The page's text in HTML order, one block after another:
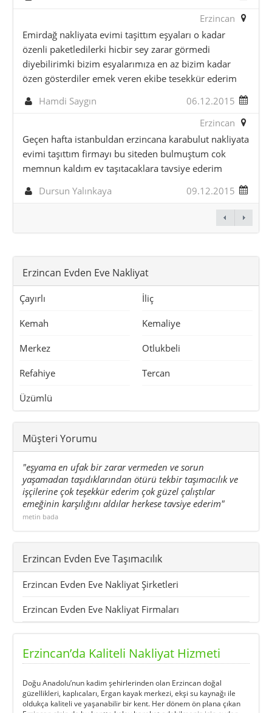
Erzincan
Emirdağ nakliyata evimi taşittım eşyaları o kadar
özenli paketledilerki hicbir sey zarar görmedi
diyebilirimki bizim esyalarımıza en az bizim kadar
özen gösterdiler emek veren ekibe tesekkür ederim
Hamdi Saygın
06.12.2015
Erzincan
Geçen hafta istanbuldan erzincana karabulut nakliyata
evimi taşıttım firmayı bu siteden bulmuştum cok
memnun kaldım ev taşıtacaklara tavsiye ederim
Dursun Yalınkaya
09.12.2015
Erzincan Evden Eve Nakliyat
Çayırlı İliç
Kemah Kemaliye
Merkez Otlukbeli
Refahiye Tercan
Üzümlü
Müşteri Yorumu
"eşyama en ufak bir zarar vermeden ve sorun
yaşamadan taşıdıklarından ötürü tekbir taşımacılık ve
işçilerine çok teşekkür ederim çok güzel çalıştılar
emeğinin karşılığını aldılar herkese tavsiye ederim"
metin bada
Erzincan Evden Eve Taşımacılık
Erzincan Evden Eve Nakliyat Şirketleri
Erzincan Evden Eve Nakliyat Firmaları
Erzincan’da Kaliteli Nakliyat Hizmeti
Doğu Anadolu’nun kadim şehirlerinden olan Erzincan doğal
güzellikleri, kaplıcaları, Ergan kayak merkezi, ekşi su kaynağı ile
oldukça kaliteli ve yaşanabilir bir kent. Her dönem ön plana çıkan